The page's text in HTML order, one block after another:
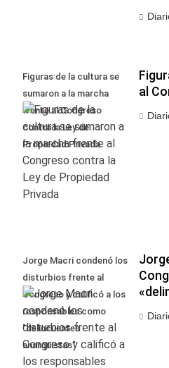
Figuras de la cultura se
sumaron a la marcha
frente al Congreso
contra la Ley de
Propiedad Privada
al
Jorge Macri condenó los
disturbios frente al
Congreso y calificó a los
responsables como
"delincuentes
anarquistas"